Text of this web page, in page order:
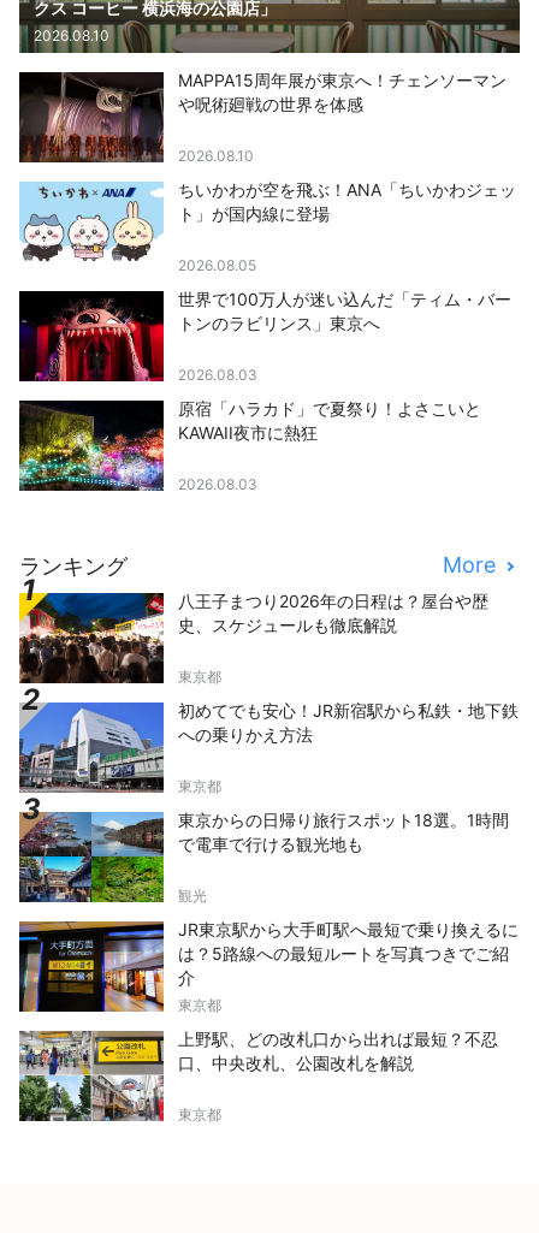
クス コーヒー 横浜海の公園店」
2026.08.10
MAPPA15周年展が東京へ！チェンソーマン
や呪術廻戦の世界を体感
2026.08.10
ちいかわが空を飛ぶ！ANA「ちいかわジェッ
ト」が国内線に登場
2026.08.05
世界で100万人が迷い込んだ「ティム・バー
トンのラビリンス」東京へ
2026.08.03
原宿「ハラカド」で夏祭り！よさこいと
KAWAII夜市に熱狂
2026.08.03
ランキング More
八王子まつり2026年の日程は？屋台や歴
史、スケジュールも徹底解説
東京都
初めてでも安心！JR新宿駅から私鉄・地下鉄
への乗りかえ方法
東京都
東京からの日帰り旅行スポット18選。1時間
で電車で行ける観光地も
観光
JR東京駅から大手町駅へ最短で乗り換えるに
は？5路線への最短ルートを写真つきでご紹
介
東京都
上野駅、どの改札口から出れば最短？不忍
口、中央改札、公園改札を解説
東京都